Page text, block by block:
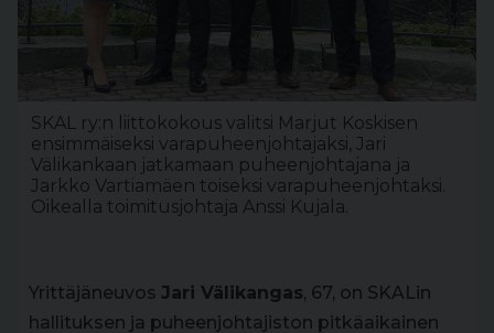
SKAL ry:n liittokokous valitsi Marjut Koskisen
ensimmäiseksi varapuheenjohtajaksi, Jari
Välikankaan jatkamaan puheenjohtajana ja
Jarkko Vartiamäen toiseksi varapuheenjohtaksi.
Oikealla toimitusjohtaja Anssi Kujala.
Yrittäjäneuvos Jari Välikangas, 67, on SKALin
hallituksen ja puheenjohtajiston pitkäaikainen